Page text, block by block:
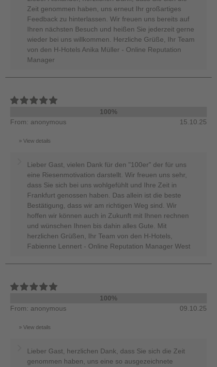
Zeit genommen haben, uns erneut Ihr großartiges
Feedback zu hinterlassen. Wir freuen uns bereits auf
Ihren nächsten Besuch und heißen Sie jederzeit gerne
wieder bei uns willkommen. Herzliche Grüße, Ihr Team
von den H-Hotels Anika Müller - Online Reputation
Manager
100%
From: anonymous
15.10.25
View details
Lieber Gast, vielen Dank für den "100er" der für uns
eine Riesenmotivation darstellt. Wir freuen uns sehr,
dass Sie sich bei uns wohlgefühlt und Ihre Zeit in
Frankfurt genossen haben. Das allein ist die beste
Bestätigung, dass wir am richtigen Weg sind. Wir
hoffen wir können auch in Zukunft mit Ihnen rechnen
und wünschen Ihnen bis dahin alles Gute. Mit
herzlichen Grüßen, Ihr Team von den H-Hotels,
Fabienne Lennert - Online Reputation Manager West
100%
From: anonymous
09.10.25
View details
Lieber Gast, herzlichen Dank, dass Sie sich die Zeit
genommen haben, uns eine so ausgezeichnete